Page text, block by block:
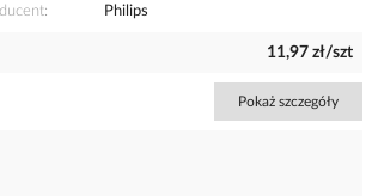
Philips
11,97 zł/szt
Pokaż szczegóły